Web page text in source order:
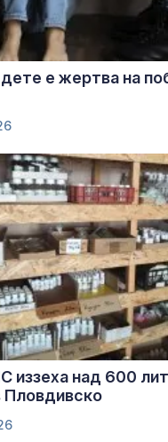
е жертва на
иззеха над 600
Пловдивско